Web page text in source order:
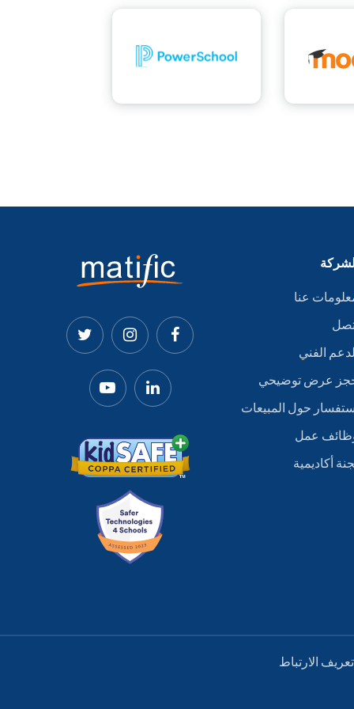
عنا
الفني
عرض توضيحي
حول المبيعات
عمل
أكاديمية
الارتباط